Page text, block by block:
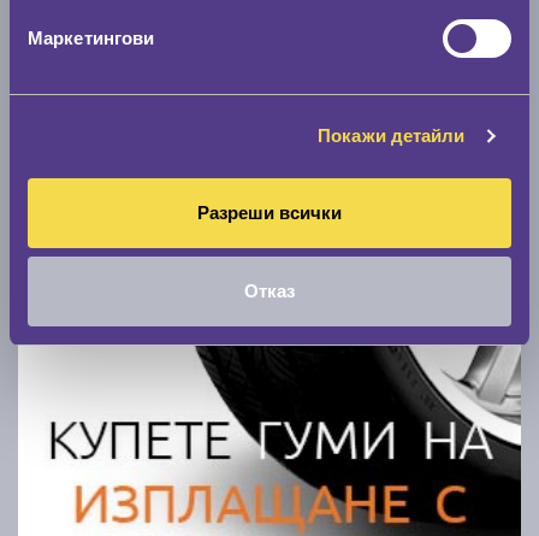
Маркетингови
Покажи детайли
Разреши всички
Отказ
Покажи гуми